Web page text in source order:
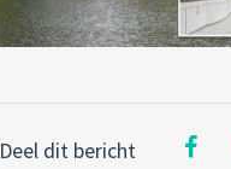
Deel dit bericht